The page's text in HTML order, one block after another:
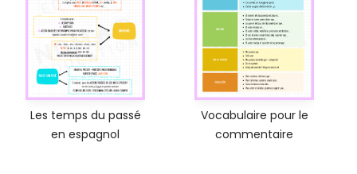
Les temps du passé
en espagnol
Vocabulaire pour le
commentaire